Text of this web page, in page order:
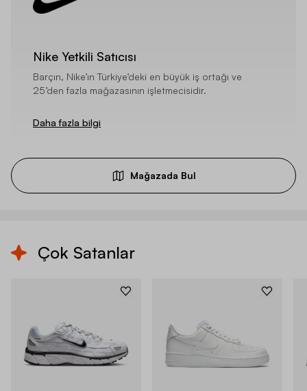
Nike Yetkili Satıcısı
Barçın, Nike’ın Türkiye’deki en büyük iş ortağı ve
25’den fazla mağazasının işletmecisidir.
Daha fazla bilgi
Mağazada Bul
Çok Satanlar